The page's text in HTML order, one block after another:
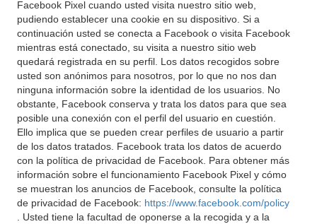
Facebook Pixel cuando usted visita nuestro sitio web,
pudiendo establecer una cookie en su dispositivo. Si a
continuación usted se conecta a Facebook o visita Facebook
mientras está conectado, su visita a nuestro sitio web
quedará registrada en su perfil. Los datos recogidos sobre
usted son anónimos para nosotros, por lo que no nos dan
ninguna información sobre la identidad de los usuarios. No
obstante, Facebook conserva y trata los datos para que sea
posible una conexión con el perfil del usuario en cuestión.
Ello implica que se pueden crear perfiles de usuario a partir
de los datos tratados. Facebook trata los datos de acuerdo
con la política de privacidad de Facebook. Para obtener más
información sobre el funcionamiento Facebook Pixel y cómo
se muestran los anuncios de Facebook, consulte la política
de privacidad de Facebook: https://www.facebook.com/policy
. Usted tiene la facultad de oponerse a la recogida y a la